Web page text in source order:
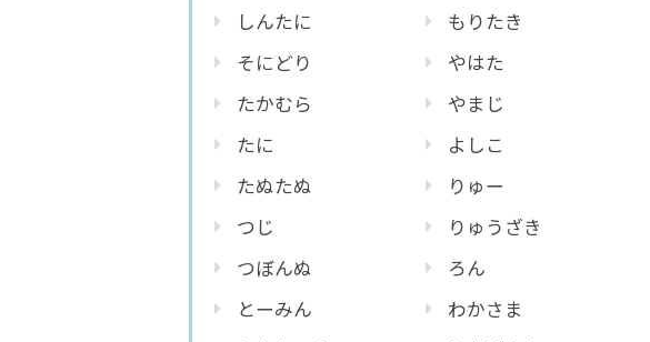
しんたに
そにどり
たかむら
たに
たぬたぬ
つじ
つぼんぬ
とーみん
もりたき
やはた
やまじ
よしこ
りゅー
りゅうざき
ろん
わかさま